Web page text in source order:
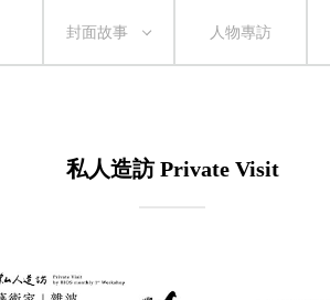
封面故事 人物專訪
私人造訪 Private Visit